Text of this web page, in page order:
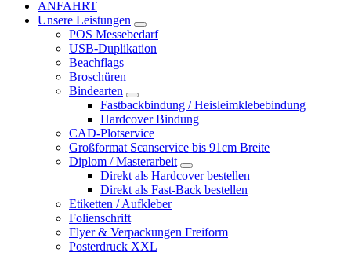
ANFAHRT
Unsere Leistungen
POS Messebedarf
USB-Duplikation
Beachflags
Broschüren
Bindearten
Fastbackbindung / Heisleimklebebindung
Hardcover Bindung
CAD-Plotservice
Großformat Scanservice bis 91cm Breite
Diplom / Masterarbeit
Direkt als Hardcover bestellen
Direkt als Fast-Back bestellen
Etiketten / Aufkleber
Folienschrift
Flyer & Verpackungen Freiform
Posterdruck XXL